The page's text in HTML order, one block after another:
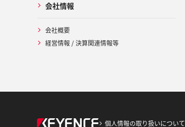
会社情報
会社概要
経営情報 / 決算関連情報等
個人情報の取り扱いについて